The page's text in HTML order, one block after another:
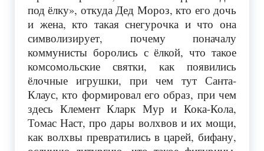
под ёлку», откуда Дед Мороз, кто его дочь
и жена, кто такая снегурочка и что она
символизирует, почему поначалу
коммунисты боролись с ёлкой, что такое
комсомольские святки, как появились
ёлочные игрушки, при чем тут Санта-
Клаус, кто формировал его образ, при чем
здесь Клемент Кларк Мур и Кока-Кола,
Томас Наст, про дары волхвов и их мощи,
как волхвы превратились в царей, бифану,